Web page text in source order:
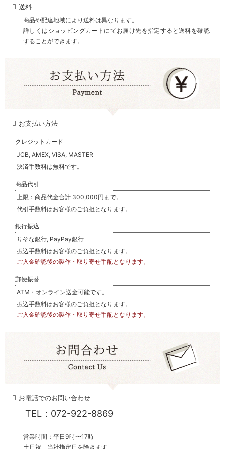
送料
商品や配達地域により送料は異なります。
詳しくはショッピングカートにてお届け先を指定すると送料を確認
することができます。
お支払い方法
クレジットカード
JCB, AMEX, VISA, MASTER
決済手数料は無料です。
商品代引
上限：商品代金合計 300,000円まで。
代引手数料はお客様のご負担となります。
銀行振込
りそな銀行, PayPay銀行
振込手数料はお客様のご負担となります。
ご入金確認後の製作・取り寄せ手配となります。
郵便振替
ATM・オンライン送金可能です。
振込手数料はお客様のご負担となります。
ご入金確認後の製作・取り寄せ手配となります。
お電話でのお問い合わせ
TEL：072-922-8869
営業時間：平日9時〜17時
土日祝、当社指定日を除きます